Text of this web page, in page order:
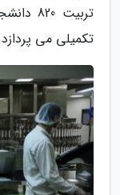
تکمیلی می